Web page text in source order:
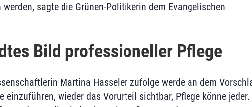
sagte die Grünen-Politikerin dem Evangelischen
Bild professioneller Pflege
Martina Hasseler zufolge werde an dem
einzuführen, wieder das Vorurteil sichtbar, Pflege könne jeder.